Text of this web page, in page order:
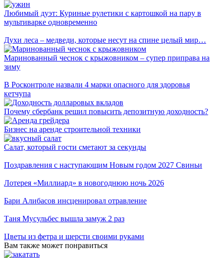
Любимый дуэт: Куриные рулетики с картошкой на пару в
мультиварке одновременно
Духи леса – медведи, которые несут на спине целый мир…
Маринованный чеснок с крыжовником – супер приправа на
зиму
В Росконтроле назвали 4 марки опасного для здоровья
кетчупа
Почему сбербанк решил повысить депозитную доходность?
Бизнес на аренде строительной техники
Салат, который гости сметают за секунды
Поздравления с наступающим Новым годом 2027 Свиньи
Лотерея «Миллиард» в новогоднюю ночь 2026
Бари Алибасов инсценировал отравление
Таня Мусульбес вышла замуж 2 раз
Цветы из фетра и шерсти своими руками
Вам также может понравиться